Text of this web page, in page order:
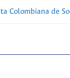
Colombiana de